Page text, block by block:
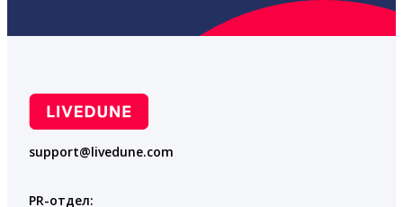
support@livedune.com
PR-отдел: